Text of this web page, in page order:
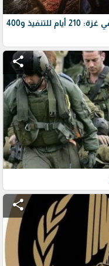
تفاصيل جديدة حول اتفاق المرحلة الثانية في غزة: 210 أيام للتنفيذ و400
share
share